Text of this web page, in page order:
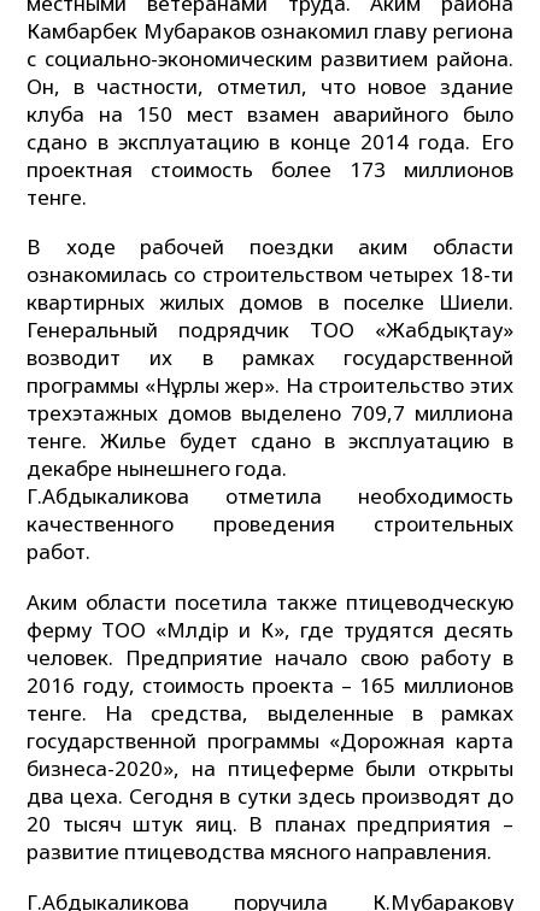
Камбарбек Мубараков ознакомил главу региона
с социально-экономическим развитием района.
Он, в частности, отметил, что новое здание
клуба на 150 мест взамен аварийного было
сдано в эксплуатацию в конце 2014 года. Его
проектная стоимость более 173 миллионов
тенге.
В ходе рабочей поездки аким области
ознакомилась со строительством четырех 18-ти
квартирных жилых домов в поселке Шиели.
Генеральный подрядчик ТОО «Жабдықтау»
возводит их в рамках государственной
программы «Нұрлы жер». На строительство этих
трехэтажных домов выделено 709,7 миллиона
тенге. Жилье будет сдано в эксплуатацию в
декабре нынешнего года.
Г.Абдыкаликова отметила необходимость
качественного проведения строительных
работ.
Аким области посетила также птицеводческую
ферму ТОО «Мөлдір и К», где трудятся десять
человек. Предприятие начало свою работу в
2016 году, стоимость проекта – 165 миллионов
тенге. На средства, выделенные в рамках
государственной программы «Дорожная карта
бизнеса-2020», на птицеферме были открыты
два цеха. Сегодня в сутки здесь производят до
20 тысяч штук яиц. В планах предприятия –
развитие птицеводства мясного направления.
Г.Абдыкаликова поручила К.Мубаракову